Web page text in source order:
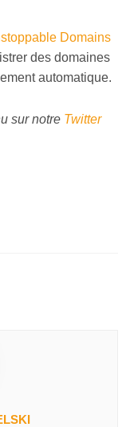
Domains
des domaines
automatique.
sur notre Twitter